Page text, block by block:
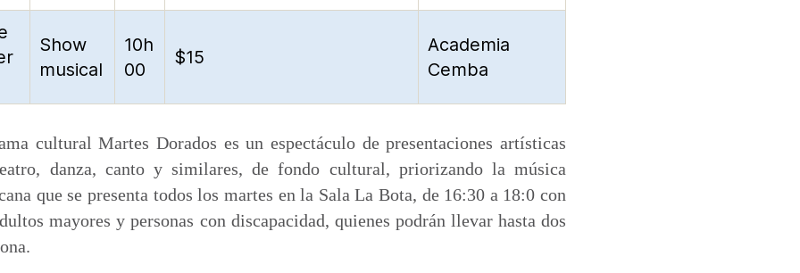
Show
musical
10h
00
$15
Academia
Cemba
cultural Martes Dorados es un espectáculo de presentaciones artísticas
danza, canto y similares, de fondo cultural, priorizando la música
que se presenta todos los martes en la Sala La Bota, de 16:30 a 18:0 con
mayores y personas con discapacidad, quienes podrán llevar hasta dos